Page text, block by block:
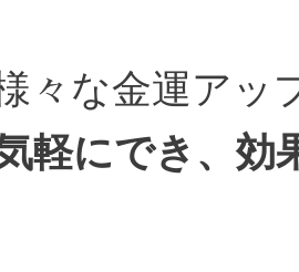
々な金運アッ
軽にでき、効